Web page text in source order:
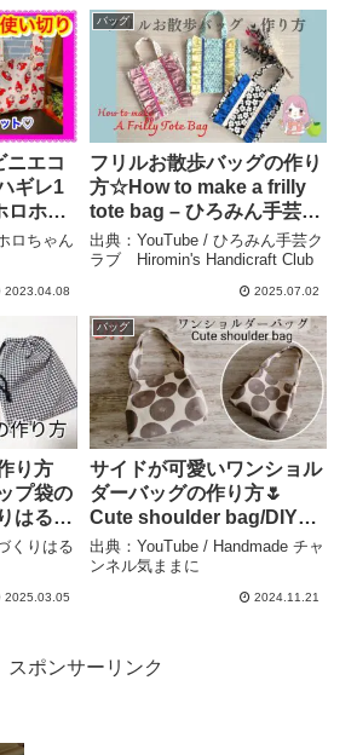
ニエコ
ギレ1
ロホロ
ロちゃん
2023.04.08
バッグ
フリルお散歩バッグの作り
方☆How to make a frilly
tote bag – ひろみん手芸ク
ラブ Hiromin’s
Handicraft Club
出典：YouTube / ひろみん手芸ク
ラブ Hiromin's Handicraft Club
2025.07.02
り方
プ袋の
はる
り替
備 – も
くりはる
2025.03.05
バッグ
サイドが可愛いワンショル
ダーバッグの作り方🌷
Cute shoulder bag/DIY
Sewing tutorial –
Handmade チャンネル気
出典：YouTube / Handmade チャ
ンネル気ままに
2024.11.21
スポンサーリンク